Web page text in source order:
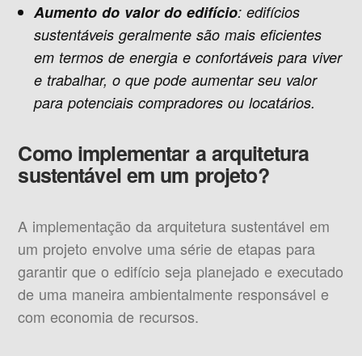
Aumento do valor do edifício: edifícios
sustentáveis ​​geralmente são mais eficientes
em termos de energia e confortáveis ​​para viver
e trabalhar, o que pode aumentar seu valor
para potenciais compradores ou locatários.
Como implementar a arquitetura
sustentável em um projeto?
A implementação da arquitetura sustentável em
um projeto envolve uma série de etapas para
garantir que o edifício seja planejado e executado
de uma maneira ambientalmente responsável e
com economia de recursos.